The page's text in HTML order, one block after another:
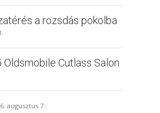
a rozsdás pokolba
Oldsmobile Cutlass Salon
augusztus 7.